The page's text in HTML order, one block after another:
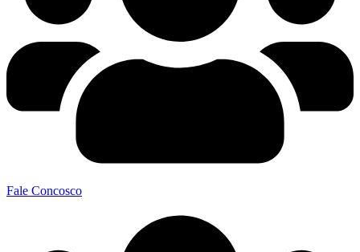
Fale Concosco